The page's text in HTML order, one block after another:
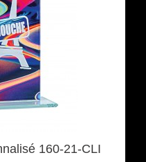
160-21-CLI